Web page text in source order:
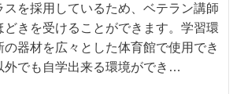
を採用しているため、ベテラン講師
きを受けることができます。学習環
器材を広々とした体育館で使用でき
外でも自学出来る環境ができ…